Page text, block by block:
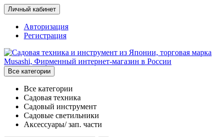
Личный кабинет
Авторизация
Регистрация
Все категории
Все категории
Садовая техника
Садовый инструмент
Садовые светильники
Аксессуары/ зап. части